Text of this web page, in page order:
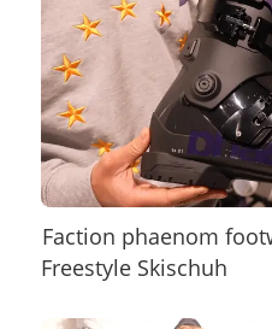
Faction phaenom
Freestyle Skischuh